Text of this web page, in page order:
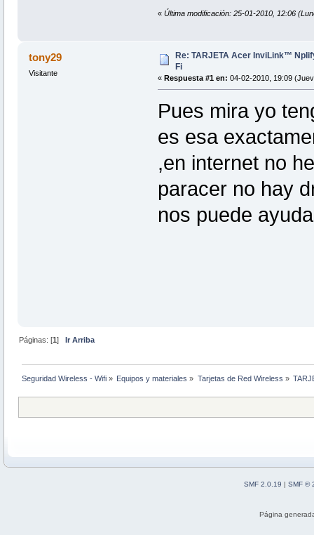
« Última modificación: 25-01-2010, 12:06
tony29
Visitante
Re: TARJETA Acer InviLink™
Fi
« Respuesta #1 en: 04-02-2010, 19:09
Pues mira yo
es esa
,en internet no
paracer no hay
nos puede
Páginas: [1] Ir Arriba
Seguridad Wireless - Wifi » Equipos y materiales » Tarjetas de Red Wireless »
SMF 2.0.19 | SMF ©
Página